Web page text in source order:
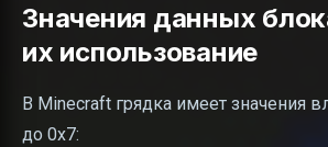
Значения данных
их использование
В Minecraft грядка имеет значения
до 0x7: